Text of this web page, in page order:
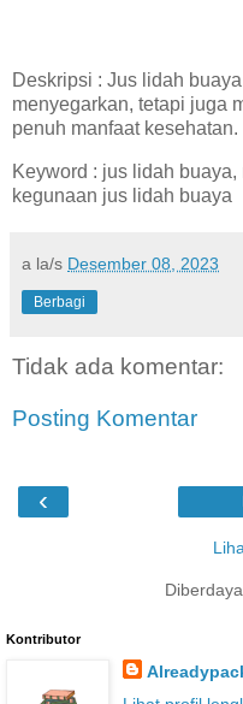
Deskripsi : Jus lidah
menyegarkan, tetapi juga
penuh manfaat kesehatan.
Keyword : jus lidah
kegunaan jus lidah buaya
a la/s Desember 08, 2023
Berbagi
Tidak ada komentar:
Posting Komentar
‹
Kontributor